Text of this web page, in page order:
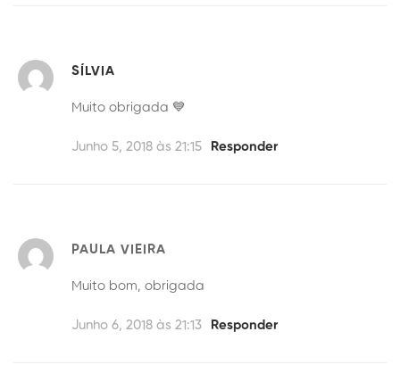
SÍLVIA
Muito obrigada 💙
Junho 5, 2018 às 21:15 Responder
PAULA VIEIRA
Muito bom, obrigada
Junho 6, 2018 às 21:13 Responder